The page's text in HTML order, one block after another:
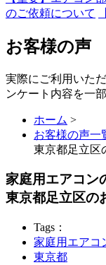
のご依頼について
お客様の声
実際にご利用いた
ンケート内容を一
ホーム >
お客様の声一
東京都足立区
家庭用エアコン
東京都足立区の
Tags：
家庭用エアコ
東京都